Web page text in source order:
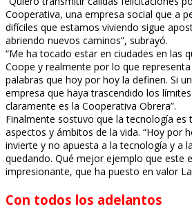
Cooperativa, una empresa social que a
difíciles que estamos viviendo sigue
abriendo nuevos caminos”, subrayó.
“Me ha tocado estar en ciudades en las
Coope y realmente por lo que
palabras que hoy por hoy la definen. Si
empresa que haya trascendido los
claramente es la Cooperativa Obrera”.
Finalmente sostuvo que la tecnología es
aspectos y ámbitos de la vida. “Hoy por
invierte y no apuesta a la tecnología y a
quedando. Qué mejor ejemplo que este
impresionante, que ha puesto en valor
Con todos los adelantos